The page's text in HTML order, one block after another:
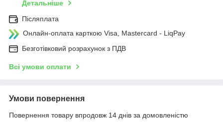
Детальніше
Післяплата
Онлайн-оплата карткою Visa, Mastercard - LiqPay
Безготівковий розрахунок з ПДВ
Всі умови оплати
Умови повернення
Повернення товару впродовж 14 днів за домовленістю